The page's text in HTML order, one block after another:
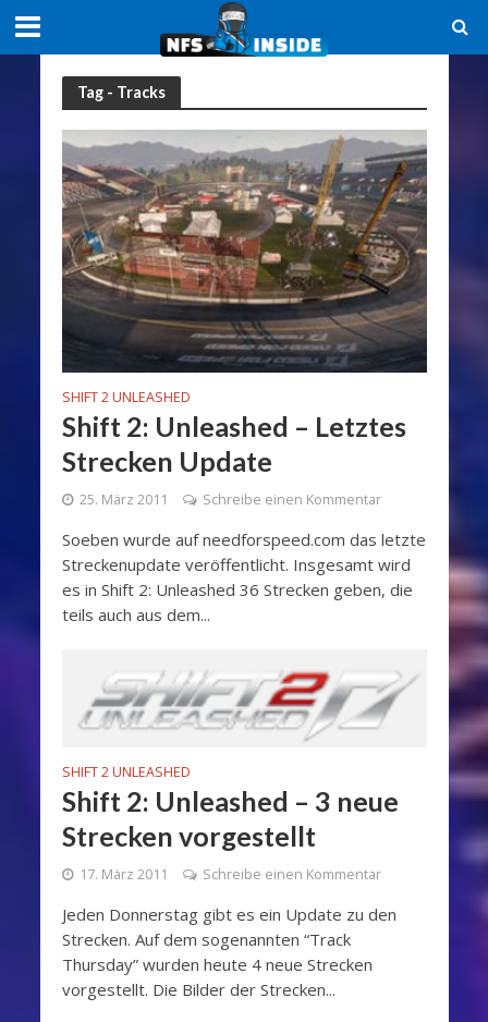
Tag - Tracks
SHIFT 2 UNLEASHED
Shift 2: Unleashed – Letztes
Strecken Update
25. März 2011 Schreibe einen Kommentar
Soeben wurde auf needforspeed.com das letzte
Streckenupdate veröffentlicht. Insgesamt wird
es in Shift 2: Unleashed 36 Strecken geben, die
teils auch aus dem...
SHIFT 2 UNLEASHED
Shift 2: Unleashed – 3 neue
Strecken vorgestellt
17. März 2011 Schreibe einen Kommentar
Jeden Donnerstag gibt es ein Update zu den
Strecken. Auf dem sogenannten “Track
Thursday” wurden heute 4 neue Strecken
vorgestellt. Die Bilder der Strecken...